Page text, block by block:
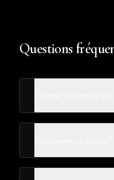
Questions